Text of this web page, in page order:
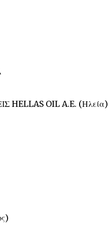
HELLAS OIL A.E. (Ηλεία)